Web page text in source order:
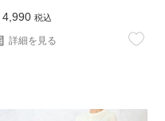
4,990 税込
詳細を見る